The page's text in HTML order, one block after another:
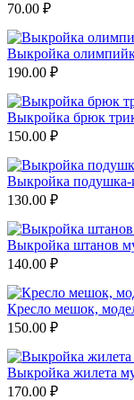
70.00 ₽
Выкройка
190.00 ₽
Выкройка брюк
150.00 ₽
Выкройка
130.00 ₽
Выкройка штанов
140.00 ₽
Кресло мешок,
150.00 ₽
Выкройка жилета
170.00 ₽